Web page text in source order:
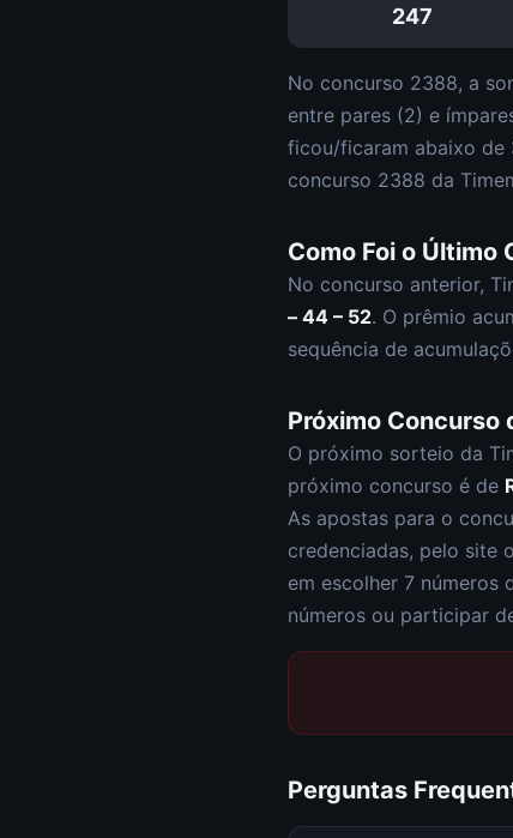
247
No concurso 2388, a
entre pares (2) e
ficou/ficaram abaixo de
concurso 2388 da
Como Foi o Último
No concurso anterior,
– 44 – 52. O prêmio
sequência de
Próximo Concurso
O próximo sorteio da
próximo concurso é de
As apostas para o
credenciadas, pelo site
em escolher 7 números
números ou participar
Perguntas